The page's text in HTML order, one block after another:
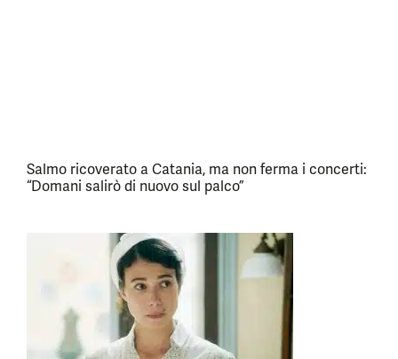
Salmo ricoverato a Catania, ma non ferma i concerti:
“Domani salirò di nuovo sul palco”